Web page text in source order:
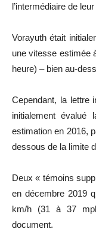
l’intermédiaire de
Vorayuth était
une vitesse estimée
heure) – bien au-
Cependant, la lettre
initialement
estimation en 2016,
dessous de la limite
Deux « témoins
en décembre 2019
km/h (31 à 37
document.